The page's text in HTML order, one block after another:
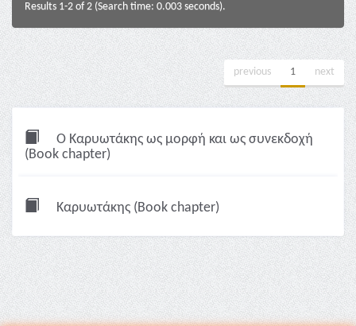
Results 1-2 of 2 (Search time: 0.003 seconds).
previous 1 next
Ο Καρυωτάκης ως μορφή και ως συνεκδοχή
(Book chapter)
Καρυωτάκης (Book chapter)